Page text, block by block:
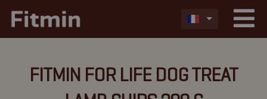
FITMIN FOR LIFE DOG TREAT